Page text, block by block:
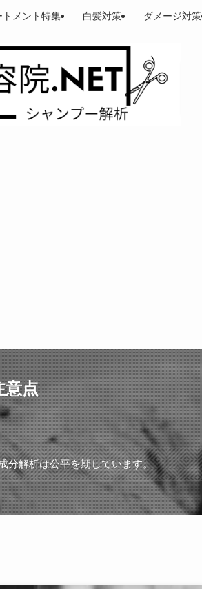
トメント特集 白髪対策 ダメージ対策
意点
分解析は公平を期しています。